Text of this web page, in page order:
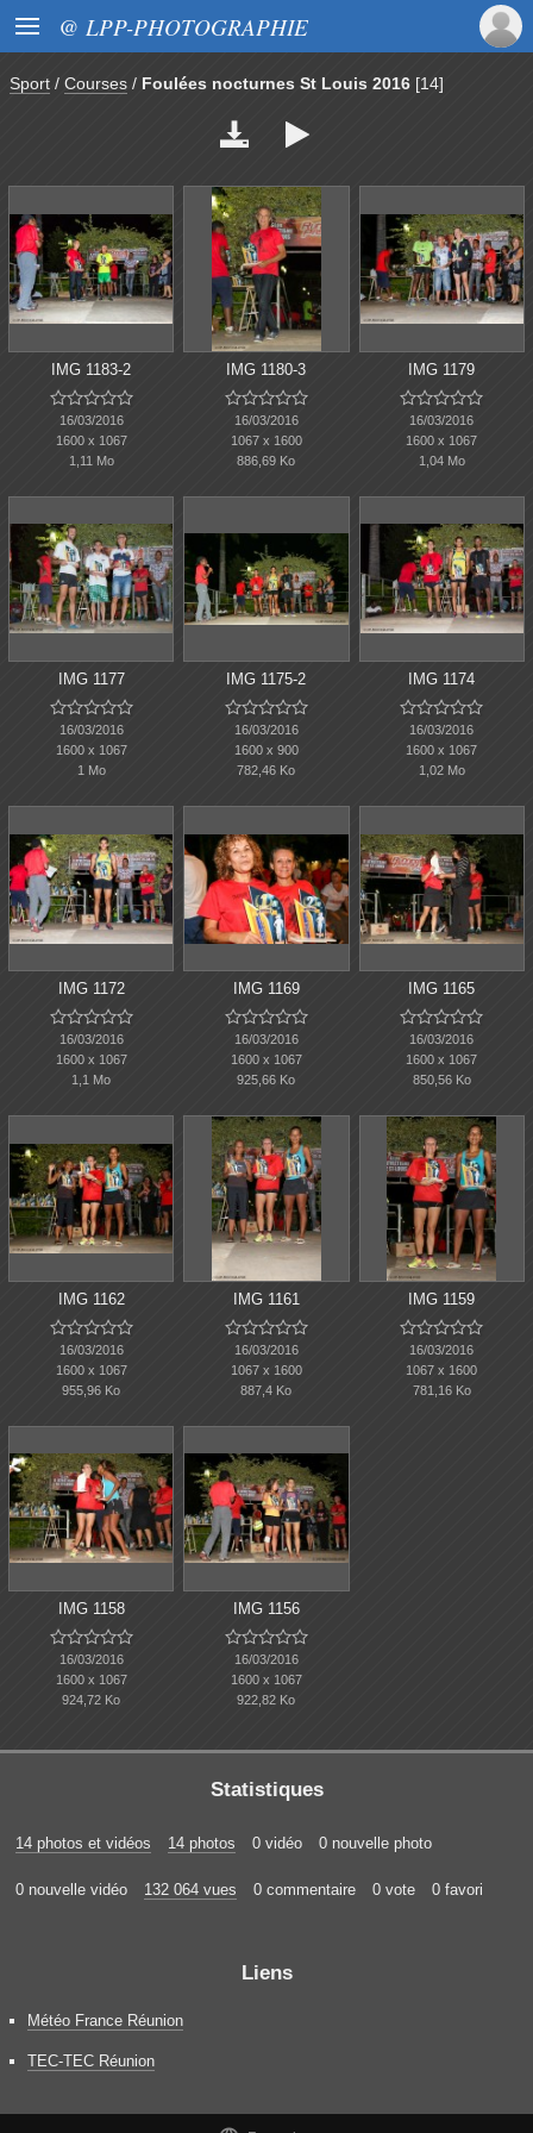
 @ LPP-PHOTOGRAPHIE
Sport / Courses / Foulées nocturnes St Louis 2016 [14]
 
IMG 1183-2

16/03/2016
1600 x 1067
1,11 Mo
IMG 1180-3

16/03/2016
1067 x 1600
886,69 Ko
IMG 1179

16/03/2016
1600 x 1067
1,04 Mo
IMG 1177

16/03/2016
1600 x 1067
1 Mo
IMG 1175-2

16/03/2016
1600 x 900
782,46 Ko
IMG 1174

16/03/2016
1600 x 1067
1,02 Mo
IMG 1172

16/03/2016
1600 x 1067
1,1 Mo
IMG 1169

16/03/2016
1600 x 1067
925,66 Ko
IMG 1165

16/03/2016
1600 x 1067
850,56 Ko
IMG 1162

16/03/2016
1600 x 1067
955,96 Ko
IMG 1161

16/03/2016
1067 x 1600
887,4 Ko
IMG 1159

16/03/2016
1067 x 1600
781,16 Ko
IMG 1158

16/03/2016
1600 x 1067
924,72 Ko
IMG 1156

16/03/2016
1600 x 1067
922,82 Ko
Statistiques
14 photos et vidéos 14 photos 0 vidéo 0 nouvelle photo
0 nouvelle vidéo 132 064 vues 0 commentaire 0 vote 0 favori
Liens
Météo France Réunion
TEC-TEC Réunion